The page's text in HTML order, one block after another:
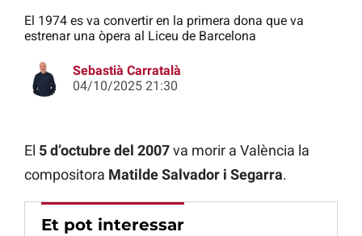
El 1974 es va convertir en la primera dona que va
estrenar una òpera al Liceu de Barcelona
Sebastià Carratalà
04/10/2025 21:30
El 5 d’octubre del 2007va morir a València la
compositora Matilde Salvador i Segarra.
Et pot interessar